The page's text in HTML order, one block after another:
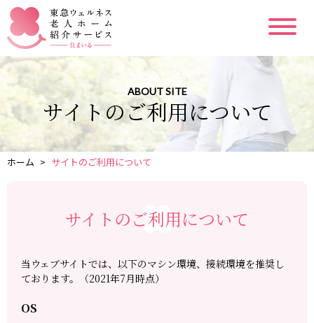
ABOUT SITE
サイトのご利用について
ホーム > サイトのご利用について
サイトのご利用について
当ウェブサイトでは、以下のマシン環境、接続環境を推奨し
ております。（2021年7月時点）
OS